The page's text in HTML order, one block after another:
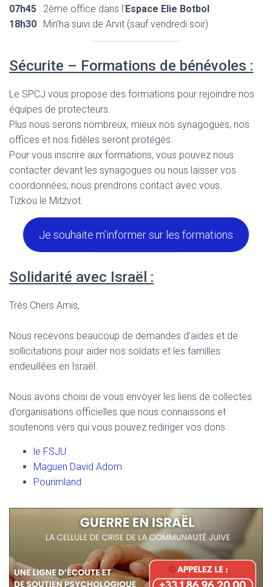
07h45 : 2ème office dans l’Espace Elie Botbol
18h30 : Min’ha suivi de Arvit (sauf vendredi soir)
Sécurite – Formations de bénévoles :
Le SPCJ vous propose des formations pour rejoindre nos
équipes de protecteurs.
Plus nous serons nombreux, mieux nos synagogues, nos
offices et nos fidèles seront protégés.
Pour vous inscrire aux formations, vous pouvez nous
contacter devant les synagogues ou nous laisser vos
coordonnées; nous prendrons contact avec vous.
Tizkou le Mitzvot.
Je souhaite m’informer sur les formations
Solidarité avec Israël :
Très Chers Amis,
Nous recevons beaucoup de demandes d’aides et de
sollicitations pour aider nos soldats et les familles
endeuillées en Israël.
Nous avons choisi de vous envoyer les liens de collectes
d’organisations officielles que nous connaissons et
soutenons vers qui vous pouvez rediriger vos dons :
le FSJU
Maguen David Adom
Pourimland